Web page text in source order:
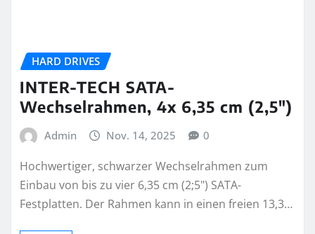
HARD DRIVES
INTER-TECH SATA-
Wechselrahmen, 4x 6,35 cm (2,5″)
Admin Nov. 14, 2025 0
Hochwertiger, schwarzer Wechselrahmen zum
Einbau von bis zu vier 6,35 cm (2;5") SATA-
Festplatten. Der Rahmen kann in einen freien 13,3…